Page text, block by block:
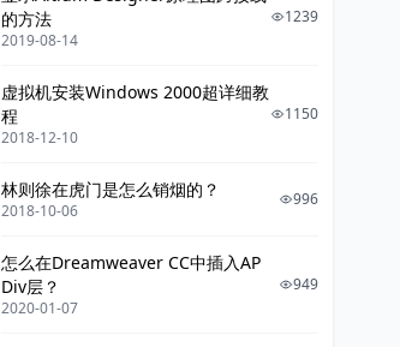
的方法
2019-08-14
1239
虚拟机安装Windows 2000超详细教
程
2018-12-10
1150
林则徐在虎门是怎么销烟的？
2018-10-06
996
怎么在Dreamweaver CC中插入AP
Div层？
2020-01-07
949